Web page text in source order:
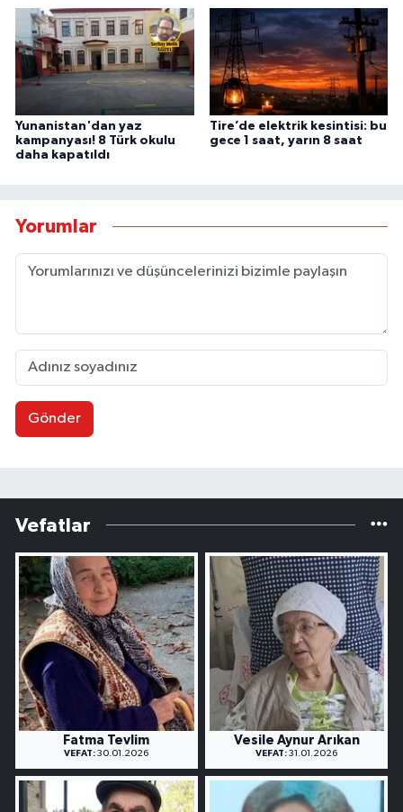
Yunanistan'dan yaz
kampanyası! 8 Türk okulu
daha kapatıldı
Tire’de elektrik kesintisi: bu
gece 1 saat, yarın 8 saat
Yorumlar
Gönder
Vefatlar
Fatma Tevlim
VEFAT: 30.01.2026
Vesile Aynur Arıkan
VEFAT: 31.01.2026